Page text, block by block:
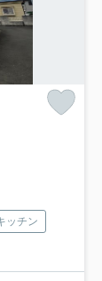
ッチン